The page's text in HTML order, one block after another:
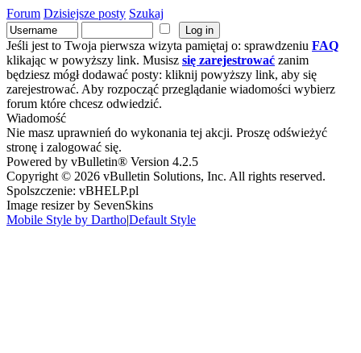
Forum Dzisiejsze posty Szukaj
Jeśli jest to Twoja pierwsza wizyta pamiętaj o: sprawdzeniu FAQ
klikając w powyższy link. Musisz się zarejestrować zanim
będziesz mógł dodawać posty: kliknij powyższy link, aby się
zarejestrować. Aby rozpocząć przeglądanie wiadomości wybierz
forum które chcesz odwiedzić.
Wiadomość
Nie masz uprawnień do wykonania tej akcji. Proszę odświeżyć
stronę i zalogować się.
Powered by vBulletin® Version 4.2.5
Copyright © 2026 vBulletin Solutions, Inc. All rights reserved.
Spolszczenie: vBHELP.pl
Image resizer by SevenSkins
Mobile Style by Dartho|Default Style